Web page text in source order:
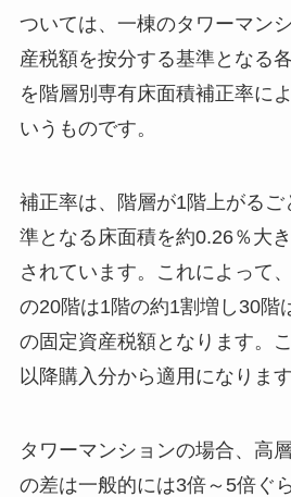
ついては、一棟のタワーマン
産税額を按分する基準となる
を階層別専有床面積補正率に
いうものです。
補正率は、階層が1階上がる
準となる床面積を約0.26％大
されています。これによって
の20階は1階の約1割増し30階
の固定資産税額となります。
以降購入分から適用になります
タワーマンションの場合、高
の差は一般的には3倍～5倍ぐ